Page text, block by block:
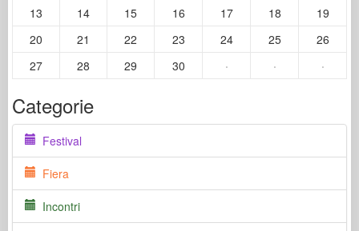
13 14 15 16 17 18
19
20
21 22 23 24 25
26
27
28 29 30 · · ·
Categorie
Festival
Fiera
Incontri